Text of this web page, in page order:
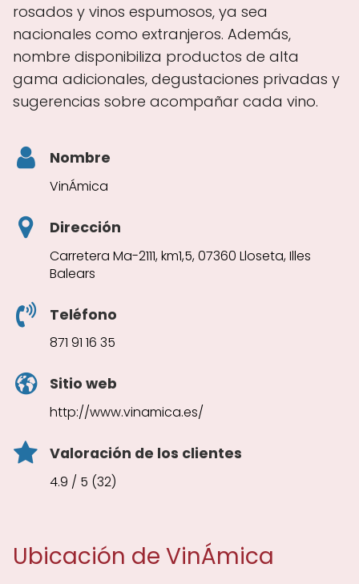
rosados y vinos espumosos, ya sea
nacionales como extranjeros. Además,
nombre disponibiliza productos de alta
gama adicionales, degustaciones privadas y
sugerencias sobre acompañar cada vino.
Nombre
VinÁmica
Dirección
Carretera Ma-2111, km1,5, 07360 Lloseta, Illes
Balears
Teléfono
871 91 16 35
Sitio web
http://www.vinamica.es/
Valoración de los clientes
4.9 / 5 (32)
Ubicación de VinÁmica